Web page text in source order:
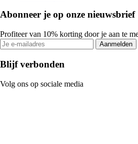
Abonneer je op onze nieuwsbrief
Profiteer van 10% korting door je aan te
Aanmelden
Blijf verbonden
Volg ons op sociale media